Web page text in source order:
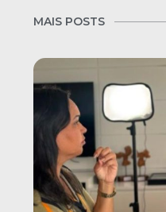
MAIS POSTS